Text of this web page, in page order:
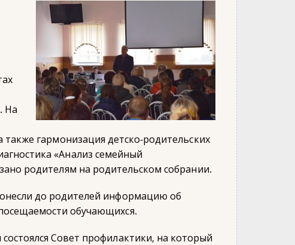
На
гармонизация детско-родительских
«Анализ семейный
родителям на родительском собрании.
до родителей информацию об
обучающихся.
Совет профилактики, на который